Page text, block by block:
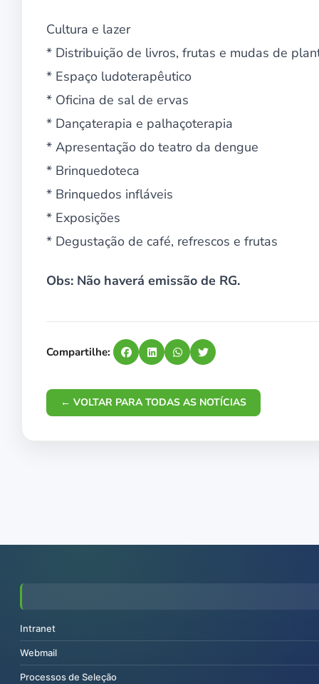
Cultura e lazer
* Distribuição de livros, frutas e mudas de
* Espaço ludoterapêutico
* Oficina de sal de ervas
* Dançaterapia e palhaçoterapia
* Apresentação do teatro da dengue
* Brinquedoteca
* Brinquedos infláveis
* Exposições
* Degustação de café, refrescos e frutas
Obs: Não haverá emissão de RG.
Compartilhe:
← VOLTAR PARA TODAS AS NOTÍCIAS
Intranet
Webmail
Processos de Seleção